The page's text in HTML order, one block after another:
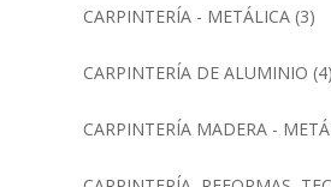
CARPINTERÍA - METÁLICA(3)
CARPINTERÍA DE ALUMINIO (4)
CARPINTERÍA MADERA -